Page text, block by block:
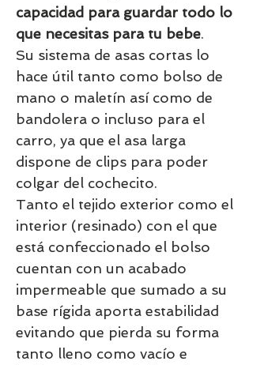
capacidad para guardar todo lo
que necesitas para tu bebe.
Su sistema de asas cortas lo
hace útil tanto como bolso de
mano o maletín así como de
bandolera o incluso para el
carro, ya que el asa larga
dispone de clips para poder
colgar del cochecito.
Tanto el tejido exterior como el
interior (resinado) con el que
está confeccionado el bolso
cuentan con un acabado
impermeable que sumado a su
base rígida aporta estabilidad
evitando que pierda su forma
tanto lleno como vacío e